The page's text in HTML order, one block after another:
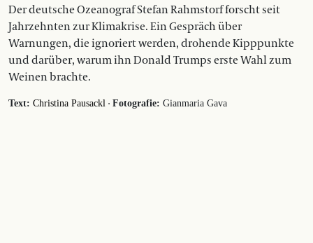
Der deutsche Ozeanograf Stefan Rahmstorf forscht seit
Jahrzehnten zur Klimakrise. Ein Gespräch über
Warnungen, die ignoriert werden, drohende Kipppunkte
und darüber, warum ihn Donald Trumps erste Wahl zum
Weinen brachte.
Text: Christina Pausackl · Fotografie: Gianmaria Gava